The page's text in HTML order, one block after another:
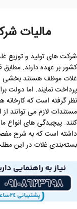
مالیات
شرکت های تولید و توزیع
کشور بر عهده دارند. مطابق
غلات موظف هستند بخشی از
پرداخت نمایند. اما دولت
نظر گرفته است که کارخانه
مستندات لازم می توانند
کنند. پیچیدگی های انواع
داشته است که به شرح
بسته‌بندی غلات در این